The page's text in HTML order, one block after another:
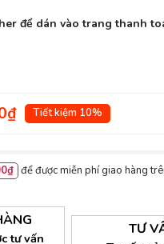
để dán vào trang thanh
Tiết kiệm 10%
để được miễn phí giao hàng
tư vấn
TƯ